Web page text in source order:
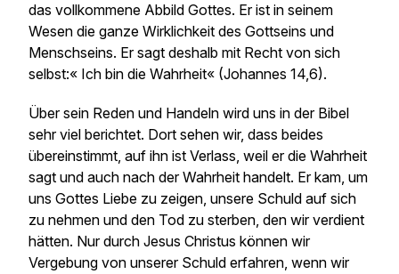
das vollkommene Abbild Gottes. Er ist in seinem
Wesen die ganze Wirklichkeit des Gottseins und
Menschseins. Er sagt deshalb mit Recht von sich
selbst:« Ich bin die Wahrheit« (Johannes 14,6).
Über sein Reden und Handeln wird uns in der Bibel
sehr viel berichtet. Dort sehen wir, dass beides
übereinstimmt, auf ihn ist Verlass, weil er die Wahrheit
sagt und auch nach der Wahrheit handelt. Er kam, um
uns Gottes Liebe zu zeigen, unsere Schuld auf sich
zu nehmen und den Tod zu sterben, den wir verdient
hätten. Nur durch Jesus Christus können wir
Vergebung von unserer Schuld erfahren, wenn wir